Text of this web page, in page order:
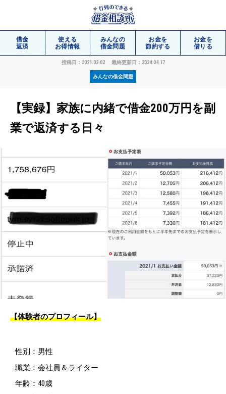
借金
返済
使える
お得情報
みんなの
借金問題
お金を
節約する
お金を
借りる
投稿日：2021.02.02 最終更新日：2024.04.17
みんなの借金問題
【実録】家族に内緒で借金200万円を副
業で返済する日々
【体験者のプロフィール】
性別：男性
職業：会社員＆ライター
年齢：40歳